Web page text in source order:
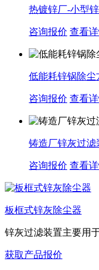
热镀锌厂-小型
咨询报价 查看
低能耗锌锅除尘
咨询报价 查看
铸造厂锌灰过滤
咨询报价 查看
板框式锌灰除尘器
锌灰过滤装置主要用
获取产品报价